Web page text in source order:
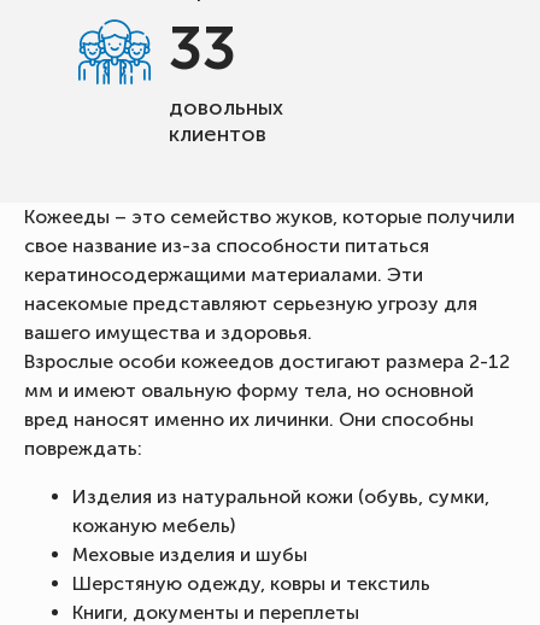
33
довольных
клиентов
Кожееды – это семейство жуков, которые получили
свое название из-за способности питаться
кератиносодержащими материалами. Эти
насекомые представляют серьезную угрозу для
вашего имущества и здоровья.
Взрослые особи кожеедов достигают размера 2-12
мм и имеют овальную форму тела, но основной
вред наносят именно их личинки. Они способны
повреждать:
Изделия из натуральной кожи (обувь, сумки,
кожаную мебель)
Меховые изделия и шубы
Шерстяную одежду, ковры и текстиль
Книги, документы и переплеты